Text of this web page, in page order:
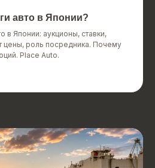
авто в Японии?
в Японии: аукционы, ставки,
цены, роль посредника. Почему
Place Auto.